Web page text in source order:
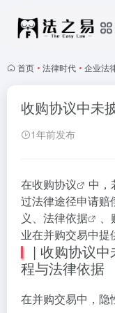
首页 • 法律时代 • 企业法
收购协议中未
1年前发布
在收购协议 中，
过法律途径申请赔
义、 法律依据 、
业在并购交易中提
| 收购协议
程与法律依据
在并购交易中，隐